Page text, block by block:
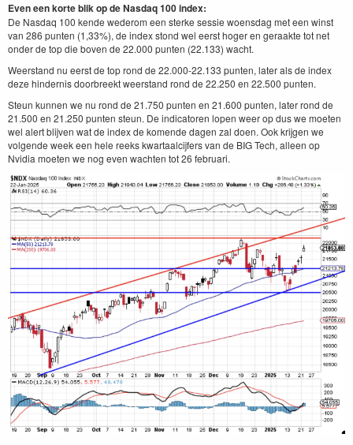
Even een korte blik op de Nasdaq 100 index:
De Nasdaq 100 kende wederom een sterke sessie woensdag met een winst
van 286 punten (1,33%), de index stond wel eerst hoger en geraakte tot net
onder de top die boven de 22.000 punten (22.133) wacht.
Weerstand nu eerst de top rond de 22.000-22.133 punten, later als de index
deze hindernis doorbreekt weerstand rond de 22.250 en 22.500 punten.
Steun kunnen we nu rond de 21.750 punten en 21.600 punten, later rond de
21.500 en 21.250 punten steun. De indicatoren lopen weer op dus we moeten
wel alert blijven wat de index de komende dagen zal doen. Ook krijgen we
volgende week een hele reeks kwartaalcijfers van de BIG Tech, alleen op
Nvidia moeten we nog even wachten tot 26 februari.